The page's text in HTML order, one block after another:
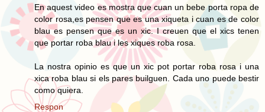
En aquest video es mostra que cuan un bebe porta ropa de
color rosa,es pensen que es una xiqueta i cuan es de color
blau es pensen que es un xic. I creuen que el xics tenen
que portar roba blau i les xiques roba rosa.
La nostra opinio es que un xic pot portar roba rosa i una
xica roba blau si els pares builguen. Cada uno puede bestir
como quiera.
Respon